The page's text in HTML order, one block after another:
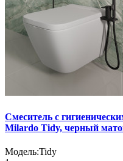
Смеситель с
Milardo Tidy, черный
Модель:Tidy